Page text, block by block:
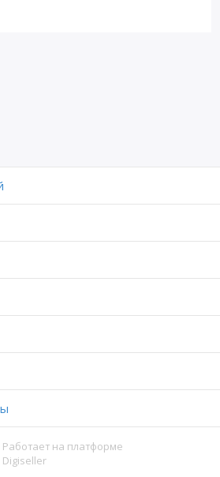
Работает на платформе
Digiseller